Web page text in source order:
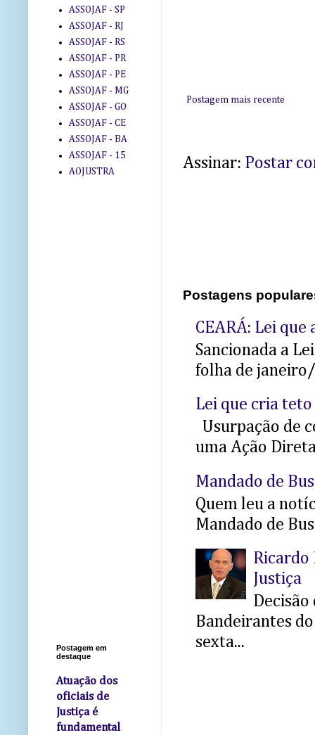
Postagem mais recente
Assinar: Postar
Postagens
CEARÁ: Lei
Sancionada a
folha de
Lei que cria
Usurpação de
uma Ação
Mandado de
Quem leu a
Mandado de
Ricardo
Justiça
Decisão
Bandeirantes
sexta...
ASSOJAF - SP
ASSOJAF - RJ
ASSOJAF - RS
ASSOJAF - PR
ASSOJAF - PE
ASSOJAF - MG
ASSOJAF - GO
ASSOJAF - CE
ASSOJAF - BA
ASSOJAF - 15
AOJUSTRA
Postagem em
destaque
Atuação dos
oficiais de
Justiça é
fundamental